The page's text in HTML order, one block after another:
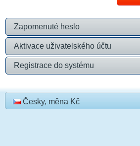
Zapomenuté heslo
Aktivace uživatelského účtu
Registrace do systému
Česky, měna Kč